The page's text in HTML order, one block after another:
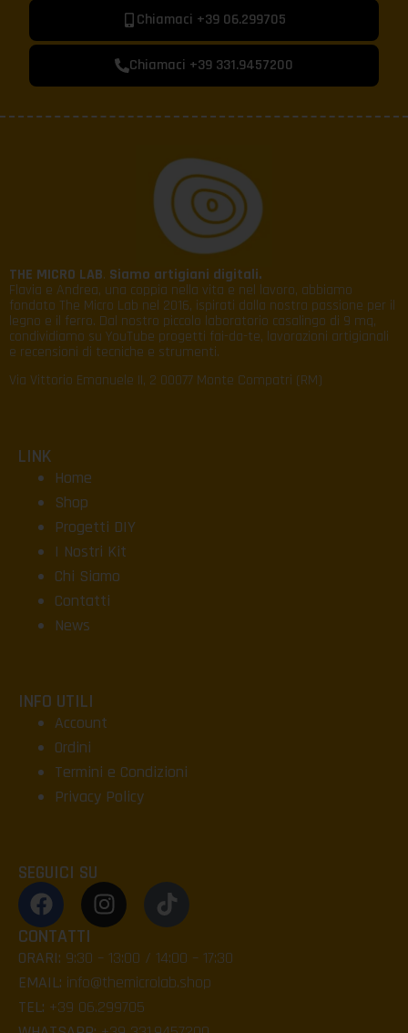
Chiamaci +39 06.299705
Chiamaci +39 331.9457200
THE MICRO LAB. Siamo artigiani digitali.
Flavia e Andrea, una coppia nella vita e nel lavoro, abbiamo
fondato The Micro Lab nel 2016, ispirati dalla nostra passione per il
legno e il ferro. Dal nostro piccolo laboratorio casalingo di 9 mq,
condividiamo su YouTube progetti fai-da-te, lavorazioni artigianali
e recensioni di tecniche e strumenti.
Via Vittorio Emanuele II, 2 00077 Monte Compatri (RM)
LINK
Home
Shop
Progetti DIY
I Nostri Kit
Chi Siamo
Contatti
News
INFO UTILI
Account
Ordini
Termini e Condizioni
Privacy Policy
SEGUICI SU
CONTATTI
ORARI: 9:30 – 13:00 / 14:00 – 17:30
EMAIL: info@themicrolab.shop
TEL: +39 06.299705